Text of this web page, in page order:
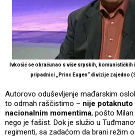
Ivkošić se obračunao s više srpskih,
pripadnici „Princ Eugen“ divizije zajedno
Autorovo oduševljenje mađarskim
to odmah raščistimo – nije
nacionalnim momentima, pošto
nego je fašist. Dok je služio u
regimenti, sa zadaćom da brani režim